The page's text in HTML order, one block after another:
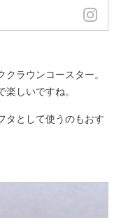
ラウンコースター。
しいですね。
タとして使うのもおす